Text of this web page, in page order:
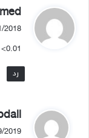
ي
ق
ل
11/11/2018
رد
ي
ق
12/09/2019